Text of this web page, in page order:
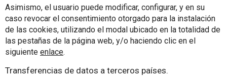
Asimismo, el usuario puede modificar, configurar, y en su
caso revocar el consentimiento otorgado para la instalación
de las cookies, utilizando el modal ubicado en la totalidad de
las pestañas de la página web, y/o haciendo clic en el
siguiente enlace.
Transferencias de datos a terceros países.